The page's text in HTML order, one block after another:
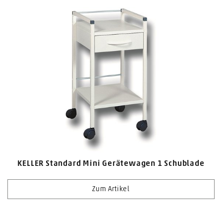
KELLER Standard Mini Gerätewagen 1 Schublade
Zum Artikel